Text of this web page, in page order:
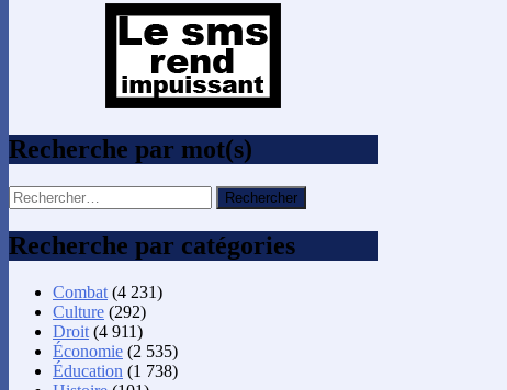
Recherche par mot(s)
Rechercher :
Recherche par catégories
Combat (4 231)
Culture (292)
Droit (4 911)
Économie (2 535)
Éducation (1 738)